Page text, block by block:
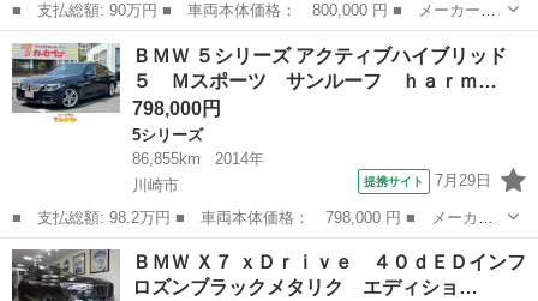
■ 支払総額: 90万円 ■ 車両本体価格： 800,000 円 ■ メーカー
名： ＢＭＷ ■ 車種名： ５シリーズ ■ グレード名： ５２３
ｉ Ｍスポーツ スタッドレスタイヤ スマートキー プッシュスタ
ート パワーシート...
神奈川 川崎市
ＢＭＷ ５シリーズ アクティブハイブリッド
５ Ｍスポーツ サンルーフ ｈａｒｍ…
798,000円
5シリーズ
86,855km
2014年
川崎市
提携サイト 7月29日
■ 支払総額: 98.2万円 ■ 車両本体価格： 798,000 円 ■ メーカー
名： ＢＭＷ ■ 車種名： ５シリーズ ■ グレード名： アクティ
ブハイブリッド５ Ｍスポーツ サンルーフ ｈａｒｍａｎ ｋａｒ
ｄｏｎオーデ...
神奈川 川崎市 5シリーズ
ＢＭＷ Ｘ７ ｘＤｒｉｖｅ ４０ｄＥＤインフ
ロズンブラックメタリク エディショ…